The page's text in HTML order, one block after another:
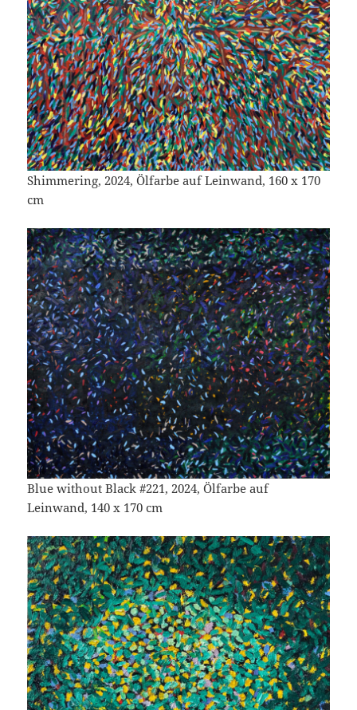
Shimmering, 2024, Ölfarbe auf Leinwand, 160 x 170
cm
Blue without Black #221, 2024, Ölfarbe auf
Leinwand, 140 x 170 cm